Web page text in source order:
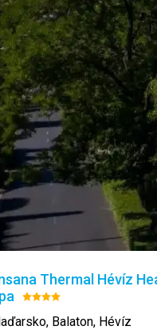
Thermal Hévíz
Hodnotenie:
4/5 Balaton, Hévíz